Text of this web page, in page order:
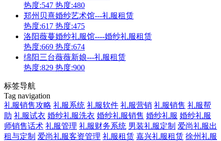
热度:547 热度:480
郑州贝熹婚纱艺术馆---礼服租赁
热度:617 热度:475
洛阳薇蔓婚纱礼服馆----婚纱礼服租赁
热度:669 热度:674
绵阳三台薇薇新娘---礼服租赁
热度:829 热度:900
标签导航
Tag navigation
礼服销售攻略 礼服系统 礼服软件 礼服营销 礼服销售 礼服帮
助 礼服试衣 婚纱礼服洗衣 婚纱礼服销售 婚纱礼服 婚纱礼服
师销售话术 礼服管理 礼服财务系统 男装礼服定制 爱尚礼服出
租与定制 爱尚礼服客资管理 礼服租赁 嘉兴礼服租赁 徐州礼服